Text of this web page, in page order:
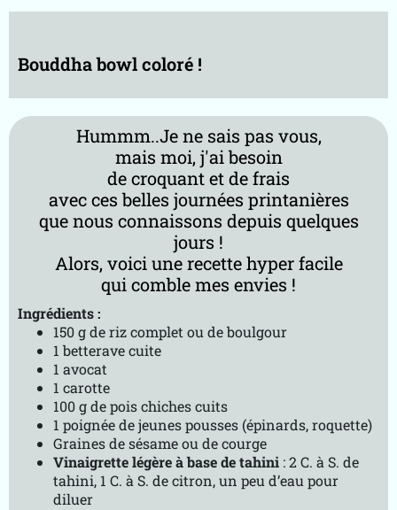
Bouddha bowl coloré !
Hummm..Je ne sais pas vous,
mais moi, j'ai besoin
de croquant et de frais
avec ces belles journées printanières
que nous connaissons depuis quelques
jours !
Alors, voici une recette hyper facile
qui comble mes envies !
Ingrédients :
150 g de riz complet ou de boulgour
1 betterave cuite
1 avocat
1 carotte
100 g de pois chiches cuits
1 poignée de jeunes pousses (épinards, roquette)
Graines de sésame ou de courge
Vinaigrette légère à base de tahini : 2 C. à S. de
tahini, 1 C. à S. de citron, un peu d’eau pour
diluer